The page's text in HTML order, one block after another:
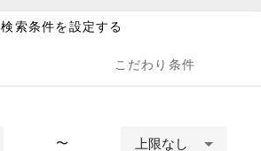
検索条件を設定する
こだわり条件
〜 上限なし